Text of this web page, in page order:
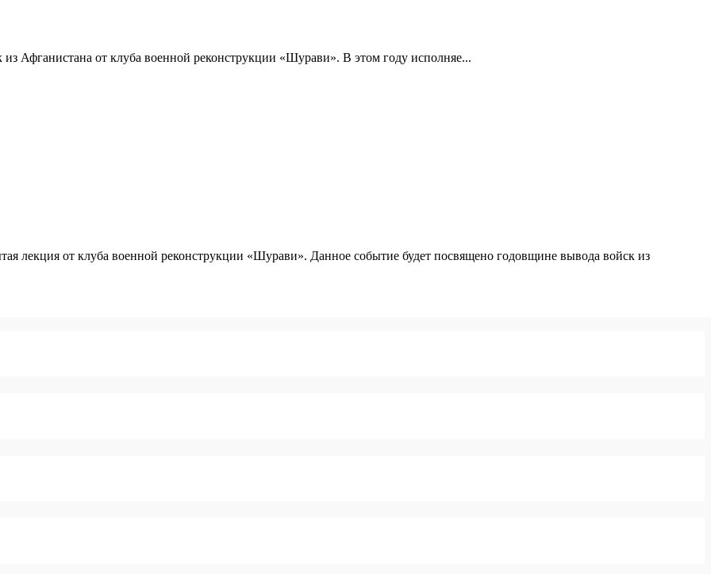
Афганистана от клуба военной реконструкции «Шурави». В этом году исполняе...
лекция от клуба военной реконструкции «Шурави». Данное событие будет посвящено годовщине вывода войск из